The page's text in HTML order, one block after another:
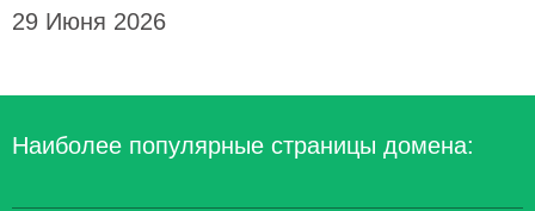
29 Июня 2026
Наиболее популярные страницы домена: